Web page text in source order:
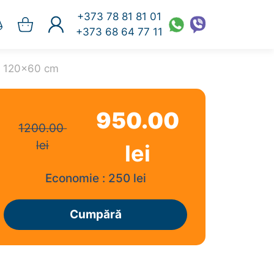
MAȘINI DE PELETAT
Peletizatoare
Matrice și role
peletizatoare
ECHIPAMENTE PENTRU
FERMĂ
Aparate de muls vaci
Aparate de muls oi |
capre
+373 78 81 81 01
+373 68 64 77 11
120x60 cm
1200.00
lei
950.00
lei
Economie : 250lei
Cumpără